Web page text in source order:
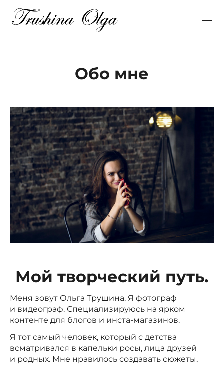
Обо мне
Мой творческий путь.
Меня зовут Ольга Трушина. Я фотограф
и видеограф. Специализируюсь на ярком
контенте для блогов и инста-магазинов.
Я тот самый человек, который с детства
всматривался в капельки росы, лица друзей
и родных. Мне нравилось создавать сюжеты,